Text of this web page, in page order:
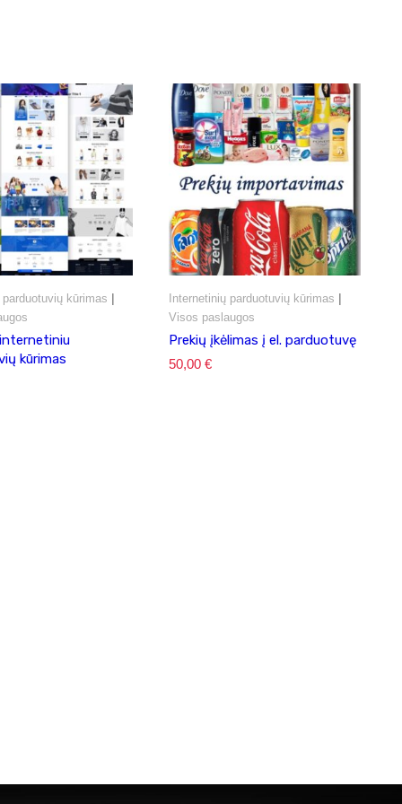
kūrimas |
kūrimas
Internetinių parduotuvių kūrimas |
Visos paslaugos
Prekių įkėlimas į el. parduotuvę
50,00€